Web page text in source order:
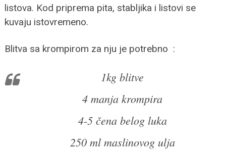
listova. Kod priprema pita, stabljika i listovi se
kuvaju istovremeno.
Blitva sa krompirom za nju je potrebno :
1kg blitve
4 manja krompira
4-5 čena belog luka
250 ml maslinovog ulja